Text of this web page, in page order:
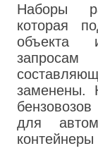
Наборы
которая
объекта
запросам
заменены.
для